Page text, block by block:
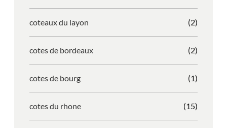
coteaux du layon (2)
cotes de bordeaux (2)
cotes de bourg (1)
cotes du rhone (15)